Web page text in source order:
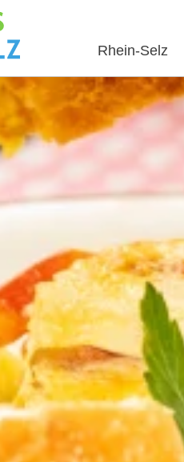
Rhein-Selz